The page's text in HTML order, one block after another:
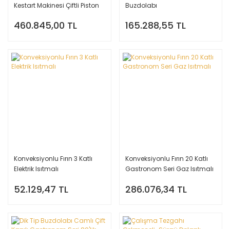
Kestart Makinesi Çiftli Piston
460.845,00 TL
Buzdolabı
165.288,55 TL
Konveksiyonlu Fırın 3 Katlı
Elektrik Isıtmalı
52.129,47 TL
Konveksiyonlu Fırın 20 Katlı
Gastronom Seri Gaz Isıtmalı
286.076,34 TL